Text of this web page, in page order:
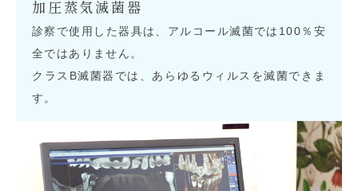
加圧蒸気滅菌器
診察で使用した器具は、アルコール滅菌では100％安
全ではありません。
クラスB滅菌器では、あらゆるウィルスを滅菌できま
す。